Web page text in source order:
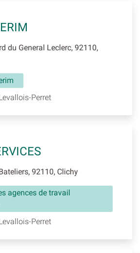
du General Leclerc, 92110,
Perret
92110, Clichy
agences de travail
Perret